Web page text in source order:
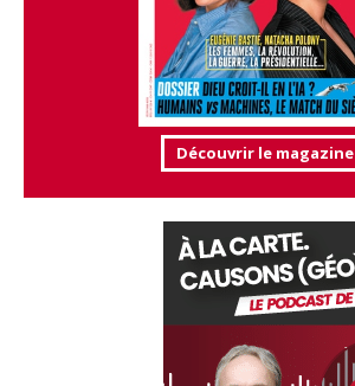
Découvrir le magazine